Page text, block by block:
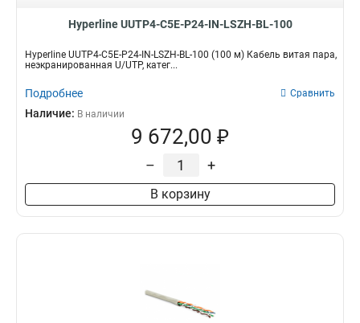
Hyperline UUTP4-C5E-P24-IN-LSZH-BL-100
Hyperline UUTP4-C5E-P24-IN-LSZH-BL-100 (100 м) Кабель витая пара,
неэкранированная U/UTP, катег...
Подробнее Сравнить
Наличие: В наличии
9 672,00 ₽
– +
В корзину